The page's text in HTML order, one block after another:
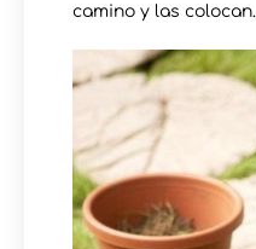
camino y las colocan.